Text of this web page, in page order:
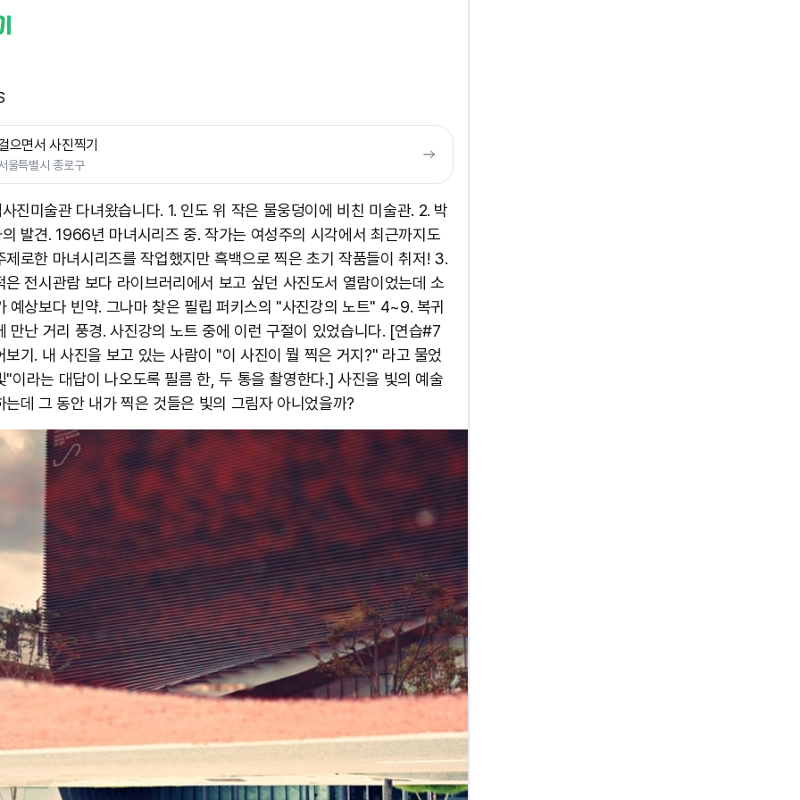
으면서 사진찍기
울특별시 종로구
진미술관 다녀왔습니다. 1. 인도 위 작은 물웅덩이에 비친 미술관. 2. 박
발견. 1966년 마녀시리즈 중. 작가는 여성주의 시각에서 최근까지도
제로한 마녀시리즈를 작업했지만 흑백으로 찍은 초기 작품들이 취저! 3.
은 전시관람 보다 라이브러리에서 보고 싶던 사진도서 열람이었는데 소
예상보다 빈약. 그나마 찾은 필립 퍼키스의 "사진강의 노트" 4~9. 복귀
만난 거리 풍경. 사진강의 노트 중에 이런 구절이 있었습니다. [연습#7
보기. 내 사진을 보고 있는 사람이 "이 사진이 뭘 찍은 거지?" 라고 물었
"이라는 대답이 나오도록 필름 한, 두 통을 촬영한다.] 사진을 빛의 예술
는데 그 동안 내가 찍은 것들은 빛의 그림자 아니었을까?